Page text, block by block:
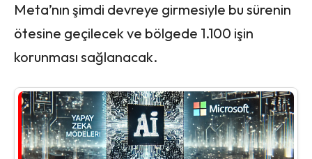
Meta’nın şimdi devreye girmesiyle bu sürenin
ötesine geçilecek ve bölgede 1.100 işin
korunması sağlanacak.